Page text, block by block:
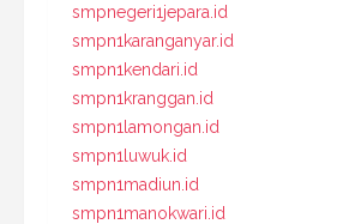
smpnegeri1jepara.id
smpn1karanganyar.id
smpn1kendari.id
smpn1kranggan.id
smpn1lamongan.id
smpn1luwuk.id
smpn1madiun.id
smpn1manokwari.id